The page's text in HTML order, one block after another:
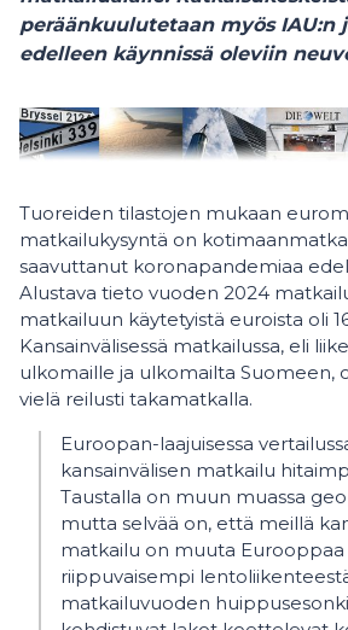
peräänkuulutetaan myös IAU:n
edelleen käynnissä oleviin
Tuoreiden tilastojen mukaan
matkailukysyntä on
saavuttanut koronapandemiaa
Alustava tieto vuoden 2024
matkailuun käytetyistä euroista oli
Kansainvälisessä matkailussa, eli
ulkomaille ja ulkomailta Suomeen,
vielä reilusti takamatkalla.
Euroopan-laajuisessa
kansainvälisen matkailu
Taustalla on muun muassa
mutta selvää on, että meillä
matkailu on muuta Eurooppaa
riippuvaisempi
matkailuvuoden